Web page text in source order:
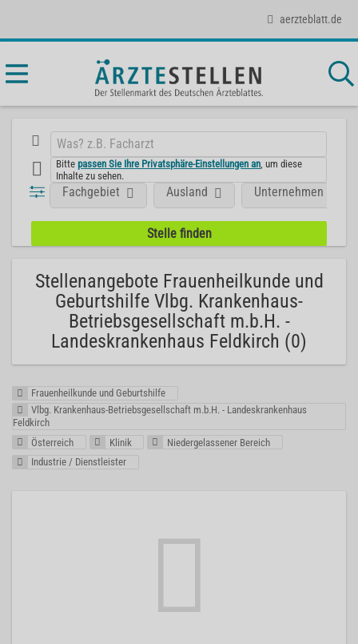
aerzteblatt.de
Bittepassen Sie Ihre Privatsphäre-Einstellungen an , um diese
Inhalte zu sehen.
Fachgebiet Ausland Unternehmen
Stellenangebote Frauenheilkunde und
Geburtshilfe Vlbg. Krankenhaus-
Betriebsgesellschaft m.b.H. -
Landeskrankenhaus Feldkirch (0)
Frauenheilkunde und Geburtshilfe
Vlbg. Krankenhaus-Betriebsgesellschaft m.b.H. - Landeskrankenhaus
Feldkirch
Österreich
Klinik
Niedergelassener Bereich
Industrie / Dienstleister